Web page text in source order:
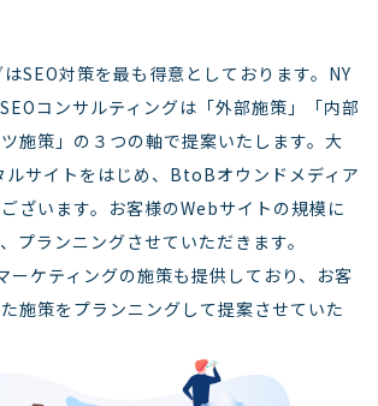
SEO対策を最も得意としております。NY
コンサルティングは「外部施策」「内部
施策」の３つの軸で提案いたします。大
ルサイトをはじめ、BtoBオウンドメディア
ざいます。お客様のWebサイトの規模に
プランニングさせていただきます。
ケティングの施策も提供しており、お客
施策をプランニングして提案させていた